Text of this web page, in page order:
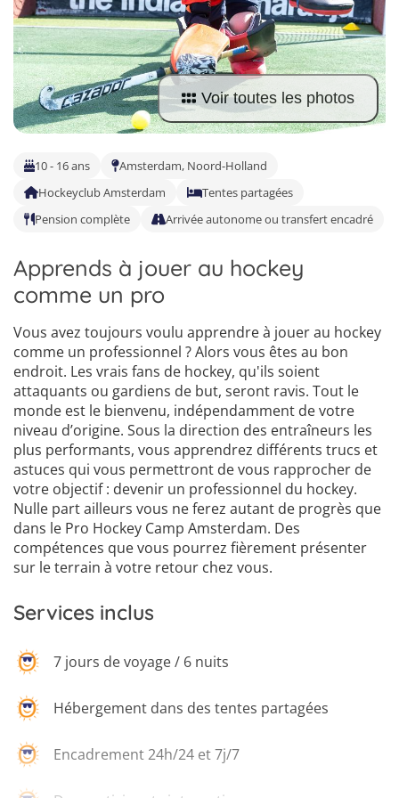
Trouvez le séjour idéal pour vous
Répondez à quelques questions et laissez-nous faire le reste.
Voir toutes les photos
10 - 16 ans
Amsterdam, Noord-Holland
Hockeyclub Amsterdam
Tentes partagées
Pension complète
Arrivée autonome ou transfert encadré
Apprends à jouer au hockey
comme un pro
Vous avez toujours voulu apprendre à jouer au hockey
comme un professionnel ? Alors vous êtes au bon
endroit. Les vrais fans de hockey, qu'ils soient
attaquants ou gardiens de but, seront ravis. Tout le
monde est le bienvenu, indépendamment de votre
niveau d’origine. Sous la direction des entraîneurs les
plus performants, vous apprendrez différents trucs et
astuces qui vous permettront de vous rapprocher de
votre objectif : devenir un professionnel du hockey.
Nulle part ailleurs vous ne ferez autant de progrès que
dans le Pro Hockey Camp Amsterdam. Des
compétences que vous pourrez fièrement présenter
sur le terrain à votre retour chez vous.
Services inclus
7 jours de voyage / 6 nuits
Hébergement dans des tentes partagées
Encadrement 24h/24 et 7j/7